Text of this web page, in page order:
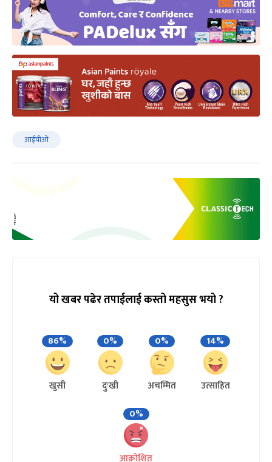
आईपीओ
यो खबर पढेर तपाईलाई कस्तो महसुस भयो ?
86%
खुसी
0%
दुःखी
0%
अचम्मित
14%
उत्साहित
0%
आक्रोशित